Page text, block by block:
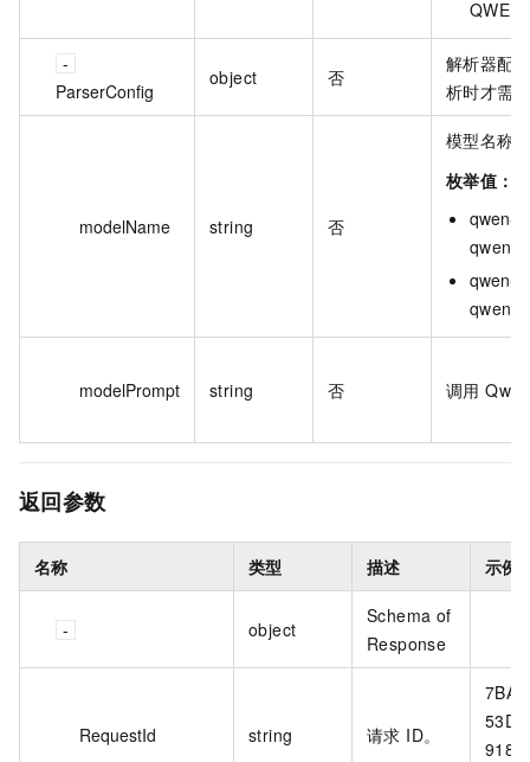
QWEN
ParserConfig
object 否
解析器配
析时才需
modelName string 否
模型名称。
枚举值：
qwen-
qwen-
qwen-
qwen-
modelPrompt string 否 调用
返回参数
名称 类型 描述 示例
object
Schema of
Response
RequestId string 请求 ID。